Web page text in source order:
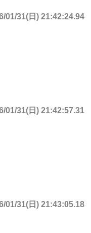
01/31(日) 21:42:24.94
01/31(日) 21:42:57.31
01/31(日) 21:43:05.18